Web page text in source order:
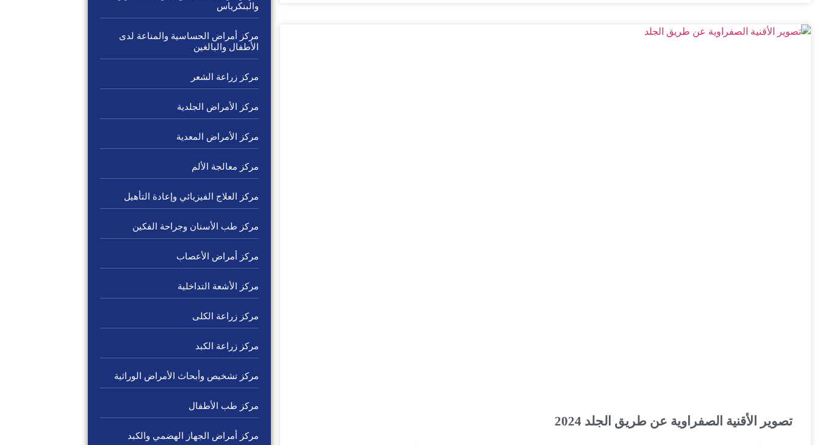
تصوير الأقنية الصفراوية عن طريق الجلد 2024
والبنكرياس
مركز أمراض الحساسية والمناعة لدى
الأطفال والبالغين
مركز زراعة الشعر
مركز الأمراض الجلدية
مركز الأمراض المعدية
مركز معالجة الألم
مركز العلاج الفيزيائي وإعادة التأهيل
مركز طب الأسنان وجراحة الفكين
مركز أمراض الأعصاب
مركز الأشعة التداخلية
مركز زراعة الكلى
مركز زراعة الكبد
مركز تشخيص وأبحاث الأمراض الوراثية
مركز طب الأطفال
مركز أمراض الجهاز الهضمي والكبد